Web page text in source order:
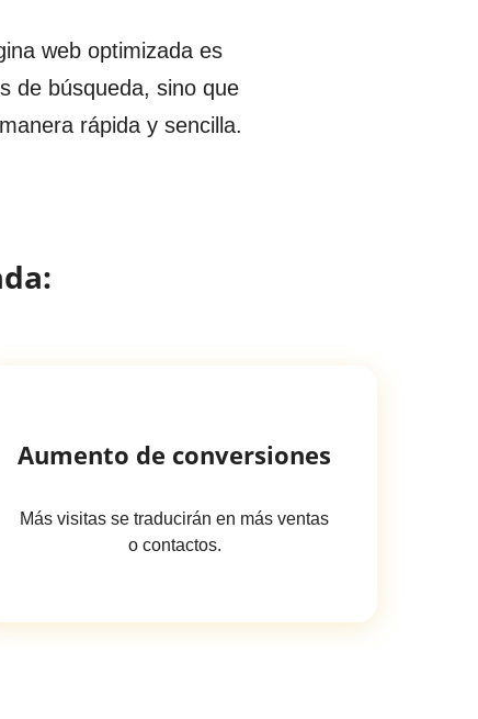
web optimizada es
de búsqueda, sino que
rápida y sencilla.
Aumento de conversiones
Más visitas se traducirán en más ventas
o contactos.